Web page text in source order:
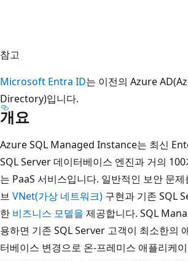
참고
Microsoft Entra ID는 이전의 Azure
Directory)입니다.
개요
Azure SQL Managed Instance는 최신
SQL Server 데이터베이스 엔진과 거의
는 PaaS 서비스입니다. 일반적인 보안 문
브 VNet(가상 네트워크) 구현과 기존 SQL
한 비즈니스 모델을 제공합니다. SQL
용하면 기존 SQL Server 고객이 최소한의
터베이스 변경으로 온-프레미스 애플리케